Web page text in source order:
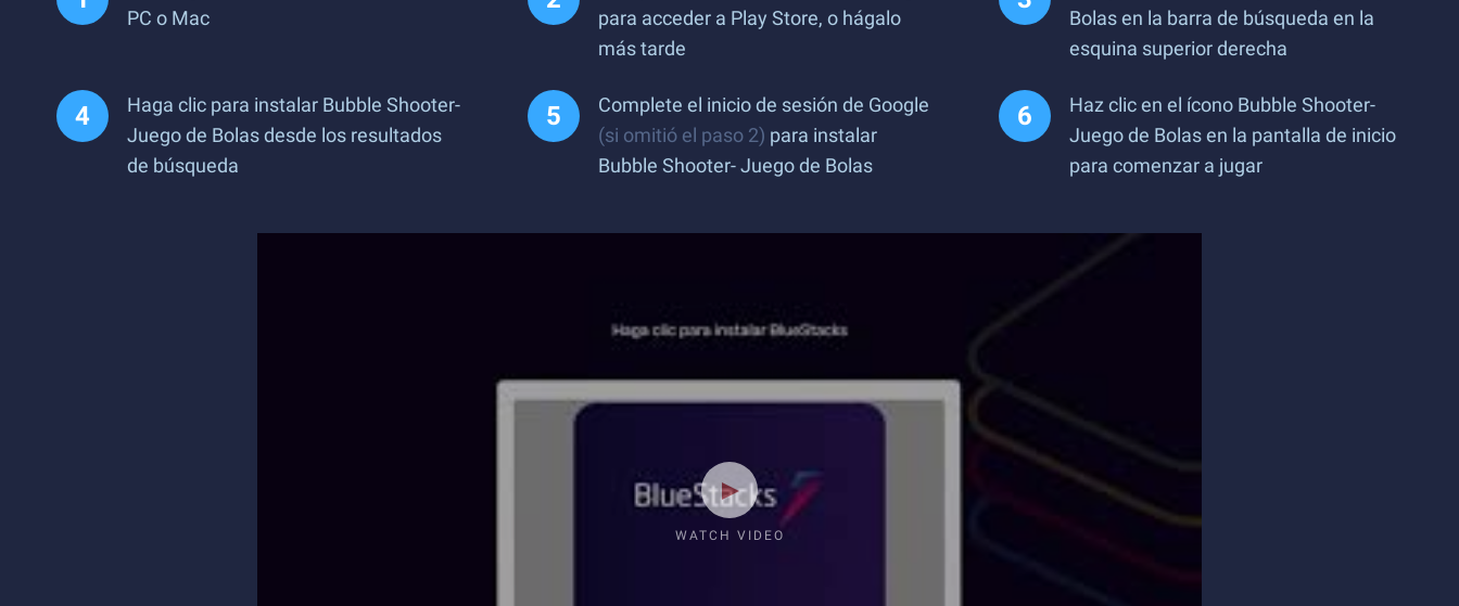
PC o Mac
para acceder a Play Store, o hágalo
más tarde
Bolas en la barra de búsqueda en la
esquina superior derecha
Haga clic para instalar Bubble Shooter-
Juego de Bolas desde los resultados
de búsqueda
Complete el inicio de sesión de Google
(si omitió el paso 2) para instalar
Bubble Shooter- Juego de Bolas
Haz clic en el ícono Bubble Shooter-
Juego de Bolas en la pantalla de inicio
para comenzar a jugar
WATCH VIDEO